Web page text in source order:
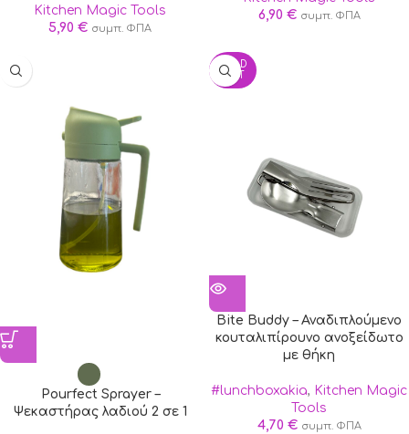
Kitchen Magic Tools
5,90 € συμπ. ΦΠΑ
6,90 € συμπ. ΦΠΑ
Pourfect Sprayer –
Ψεκαστήρας λαδιού 2 σε 1
SOLD
OUT
Bite Buddy – Αναδιπλούμενο
κουταλιπίρουνο ανοξείδωτο
με θήκη
#lunchboxakia, Kitchen Magic
Tools
4,70 € συμπ. ΦΠΑ